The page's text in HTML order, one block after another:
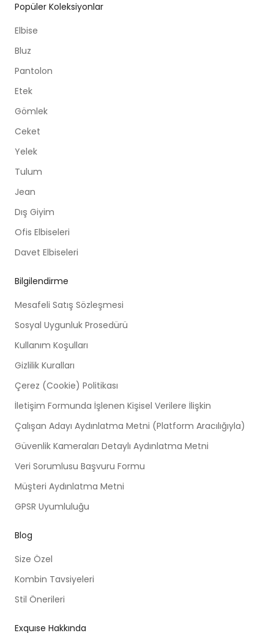
Popüler Koleksiyonlar
Elbise
Bluz
Pantolon
Etek
Gömlek
Ceket
Yelek
Tulum
Jean
Dış Giyim
Ofis Elbiseleri
Davet Elbiseleri
Bilgilendirme
Mesafeli Satış Sözleşmesi
Sosyal Uygunluk Prosedürü
Kullanım Koşulları
Gizlilik Kuralları
Çerez (Cookie) Politikası
İletişim Formunda İşlenen Kişisel Verilere İlişkin
Çalışan Adayı Aydınlatma Metni (Platform Aracılığıyla)
Güvenlik Kameraları Detaylı Aydınlatma Metni
Veri Sorumlusu Başvuru Formu
Müşteri Aydınlatma Metni
GPSR Uyumluluğu
Blog
Size Özel
Kombin Tavsiyeleri
Stil Önerileri
Exquıse Hakkında